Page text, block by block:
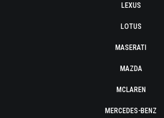
LEXUS
LOTUS
MASERATI
MAZDA
MCLAREN
MERCEDES-BENZ